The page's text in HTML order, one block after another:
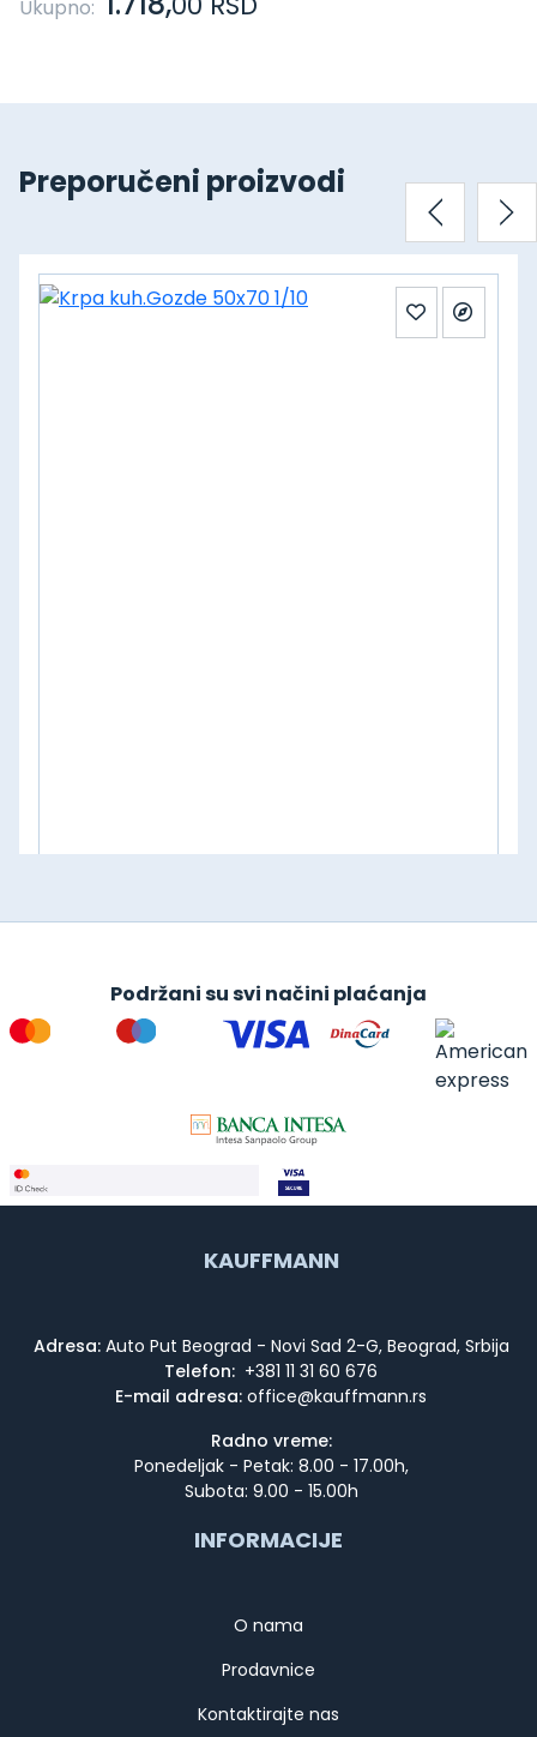
Ukupno:
Preporučeni proizvodi
Podržani su svi načini plaćanja
KAUFFMANN
Adresa:Auto Put Beograd - Novi Sad 2-G, Beograd, Srbija
Telefon: +381 11 31 60 676
E-mail adresa:
Radno vreme:
Ponedeljak - Petak: 8.00 - 17.00h,
Subota: 9.00 - 15.00h
INFORMACIJE
O nama
Prodavnice
Kontaktirajte nas